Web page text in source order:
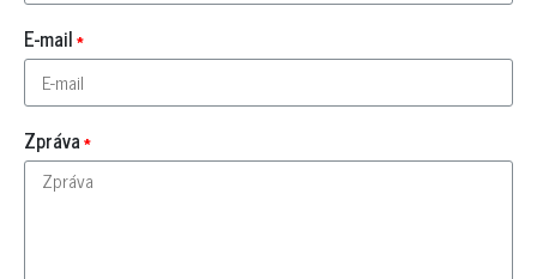
E-mail
Zpráva